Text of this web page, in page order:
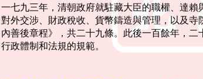
一七九三年，清朝政府就駐藏大臣的職權、達賴
對外交涉、財政稅收、貨幣鑄造與管理，以及
內善後章程》，共二十九條。此後一百餘年，
行政體制和法規的規範。